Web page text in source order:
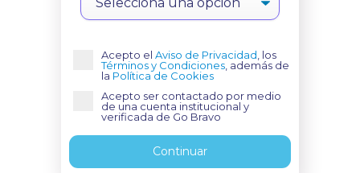
Acepto elAviso de Privacidad , los
Términos y Condiciones , además de
la Política de Cookies
Acepto ser contactado por medio
de una cuenta institucional y
verificada de Go Bravo
Continuar